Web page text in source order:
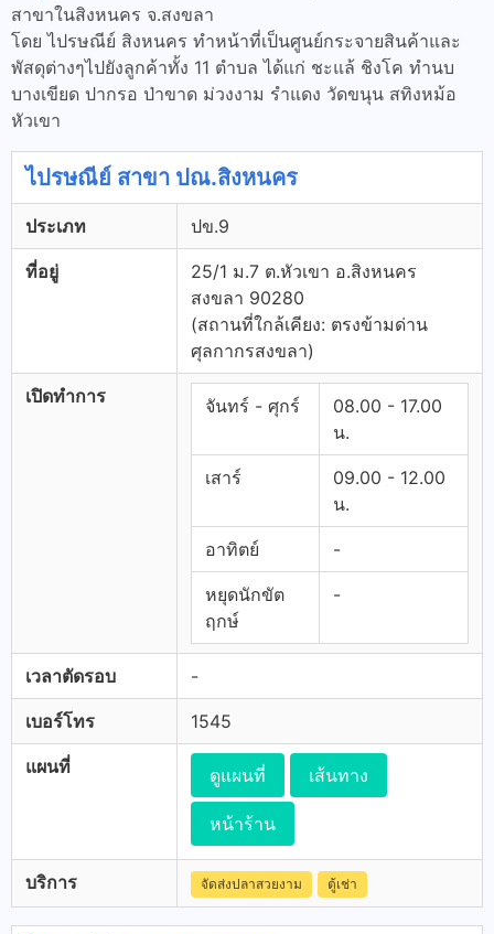
สาขาในสิงหนคร จ.สงขลา
โดย ไปรษณีย์ สิงหนคร ทำหน้าที่เป็นศูนย์กระจายสินค้าและ
พัสดุต่างๆไปยังลูกค้าทั้ง 11 ตำบล ได้แก่ ชะแล้ ชิงโค ทำนบ
บางเขียด ปากรอ ป่าขาด ม่วงงาม รำแดง วัดขนุน สทิงหม้อ
หัวเขา
ไปรษณีย์ สาขา ปณ.สิงหนคร
ประเภท ปข.9
ที่อยู่
25/1 ม.7 ต.หัวเขา อ.สิงหนคร
สงขลา 90280
(สถานที่ใกล้เคียง: ตรงข้ามด่าน
ศุลกากรสงขลา)
เปิดทำการ จันทร์ - ศุกร์
08.00 - 17.00
น.
เสาร์
09.00 - 12.00
น.
อาทิตย์ -
หยุดนักขัต
ฤกษ์
-
เวลาตัดรอบ -
เบอร์โทร 1545
แผนที่ ดูแผนที่ เส้นทาง
หน้าร้าน
บริการ จัดส่งปลาสวยงาม ตู้เช่า